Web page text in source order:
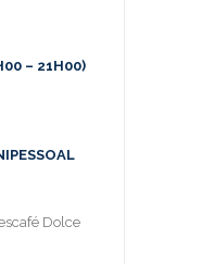
– 21H00)
Dolce